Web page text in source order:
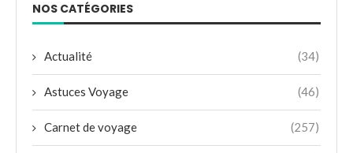
NOS CATÉGORIES
Actualité (34)
Astuces Voyage (46)
Carnet de voyage (257)